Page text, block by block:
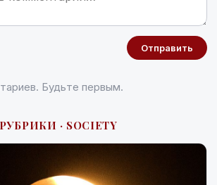
Отправить
Будьте первым.
· SOCIETY